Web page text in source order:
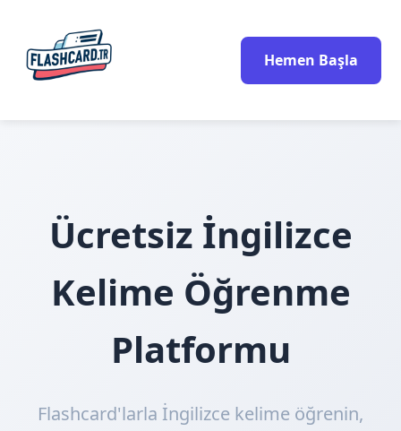
Hemen Başla
Ücretsiz İngilizce
Kelime Öğrenme
Platformu
Flashcard'larla İngilizce kelime öğrenin,